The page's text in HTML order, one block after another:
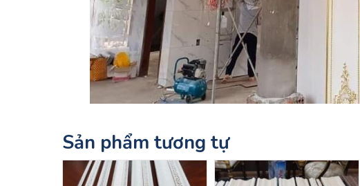
Sản phẩm tương tự